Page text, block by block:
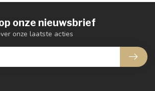
onze nieuwsbrief
onze laatste acties